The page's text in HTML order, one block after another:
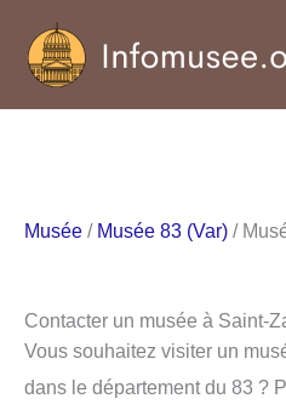
contenu
Musée / Musée 83 (Var) /
Contacter un musée à Saint-
Vous souhaitez visiter un
dans le département du 83 ?